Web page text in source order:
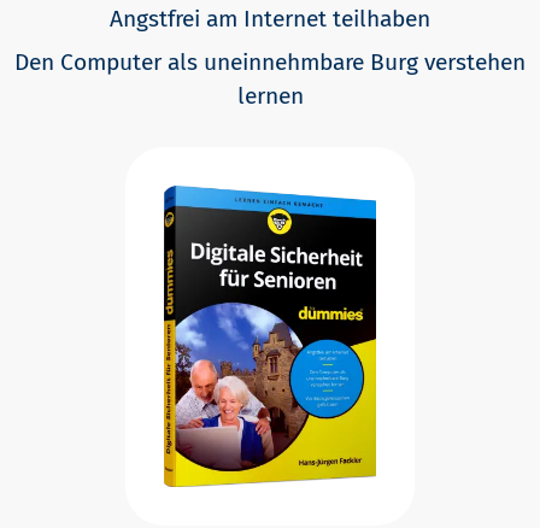
Angstfrei am Internet teilhaben
Den Computer als uneinnehmbare Burg verstehen
lernen